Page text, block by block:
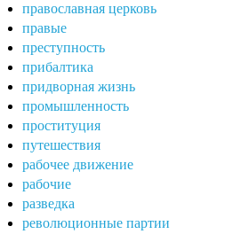
православная церковь
правые
преступность
прибалтика
придворная жизнь
промышленность
проституция
путешествия
рабочее движение
рабочие
разведка
революционные партии